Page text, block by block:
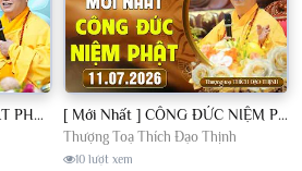
[11.07.2026] VẤN ĐÁP PHẬT PHÁP - Nghe Thầy giảng Pháp mỗi ngày CÔNG ĐỨC VÔ LƯỢNG│TT. Thích Đạo Thịnh [ Mới Nhất ] CÔNG ĐỨC NIỆM PHẬT - Khoá Chuyên Tu Chùa Khai Nguyên 11/07/2026 | TT. Thích Đạo Thịnh
Thượng Toạ Thích Đạo Thịnh
10 lượt xem